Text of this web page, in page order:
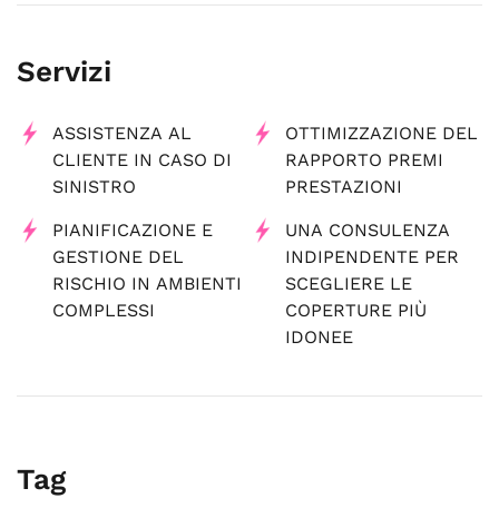
Servizi
ASSISTENZA AL
CLIENTE IN CASO DI
SINISTRO
OTTIMIZZAZIONE DEL
RAPPORTO PREMI
PRESTAZIONI
PIANIFICAZIONE E
GESTIONE DEL
RISCHIO IN AMBIENTI
COMPLESSI
UNA CONSULENZA
INDIPENDENTE PER
SCEGLIERE LE
COPERTURE PIÙ
IDONEE
Tag